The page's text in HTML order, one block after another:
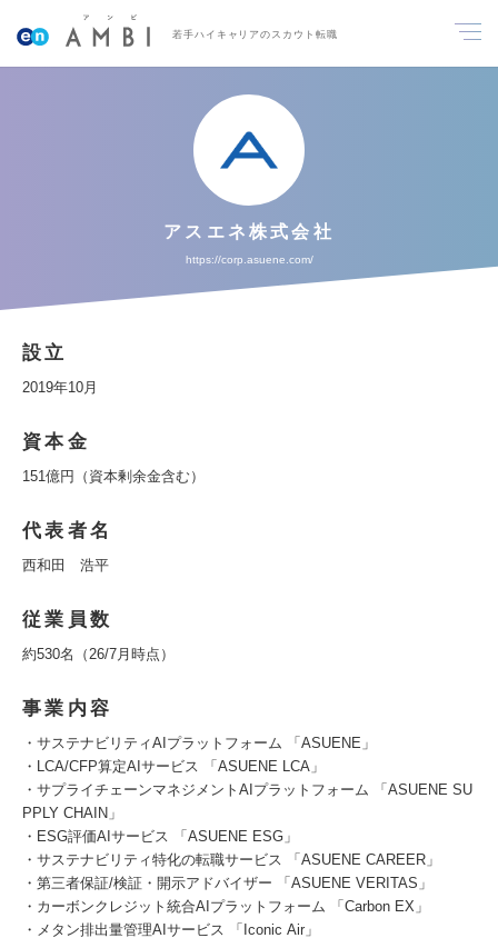
若手ハイキャリアのスカウト転職
アスエネ株式会社
https://corp.asuene.com/
設立
2019年10月
資本金
151億円（資本剰余金含む）
代表者名
西和田 浩平
従業員数
約530名（26/7月時点）
事業内容
・サステナビリティAIプラットフォーム 「ASUENE」
・LCA/CFP算定AIサービス 「ASUENE LCA」
・サプライチェーンマネジメントAIプラットフォーム 「ASUENE SU
PPLY CHAIN」
・ESG評価AIサービス 「ASUENE ESG」
・サステナビリティ特化の転職サービス 「ASUENE CAREER」
・第三者保証/検証・開示アドバイザー 「ASUENE VERITAS」
・カーボンクレジット統合AIプラットフォーム 「Carbon EX」
・メタン排出量管理AIサービス 「Iconic Air」